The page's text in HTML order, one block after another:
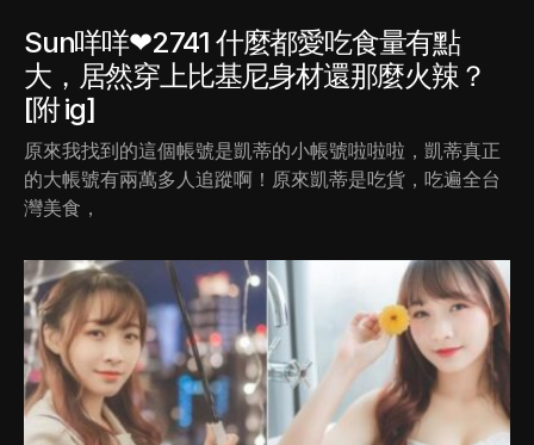
Sun咩咩❤2741 什麼都愛吃食量有點
大，居然穿上比基尼身材還那麼火辣？
[附 ig]
原來我找到的這個帳號是凱蒂的小帳號啦啦啦，凱蒂真正
的大帳號有兩萬多人追蹤啊！原來凱蒂是吃貨，吃遍全台
灣美食，